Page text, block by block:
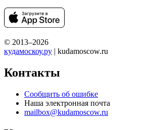
© 2013–2026
кудамоскоу.ру | kudamoscow.ru
Контакты
Сообщить об ошибке
Наша электронная почта
mailbox@kudamoscow.ru